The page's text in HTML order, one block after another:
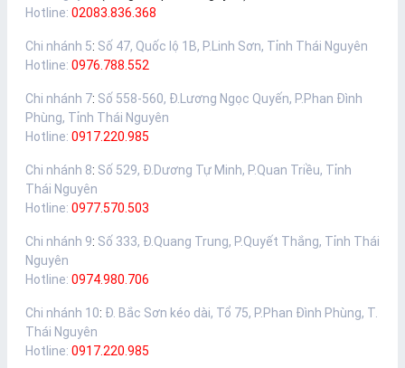
Hotline: 02083.836.368
Chi nhánh 5: Số 47, Quốc lộ 1B, P.Linh Sơn, Tỉnh Thái Nguyên
Hotline: 0976.788.552
Chi nhánh 7: Số 558-560, Đ.Lương Ngọc Quyến, P.Phan Đình
Phùng, Tỉnh Thái Nguyên
Hotline: 0917.220.985
Chi nhánh 8: Số 529, Đ.Dương Tự Minh, P.Quan Triều, Tỉnh
Thái Nguyên
Hotline: 0977.570.503
Chi nhánh 9: Số 333, Đ.Quang Trung, P.Quyết Thắng, Tỉnh Thái
Nguyên
Hotline: 0974.980.706
Chi nhánh 10: Đ. Bắc Sơn kéo dài, Tổ 75, P.Phan Đình Phùng, T.
Thái Nguyên
Hotline: 0917.220.985